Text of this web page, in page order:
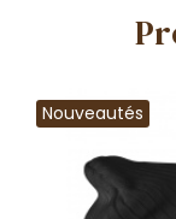
Nouveautés